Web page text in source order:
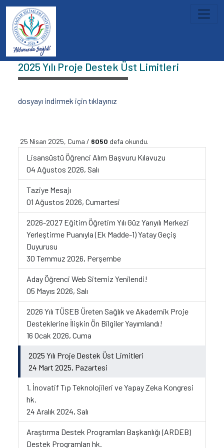
İçeriğe atla
Duyurular
2025 Yılı Proje Destek Üst Limitleri
dosyayı indirmek için tıklayınız
25 Nisan 2025, Cuma / 6050 defa okundu.
Lisansüstü Öğrenci Alım Başvuru Kılavuzu
04 Ağustos 2026, Salı
Taziye Mesajı
01 Ağustos 2026, Cumartesi
2026-2027 Eğitim Öğretim Yılı Güz Yarıyılı Merkezi
Yerleştirme Puanıyla (Ek Madde-1) Yatay Geçiş
Duyurusu
30 Temmuz 2026, Perşembe
Aday Öğrenci Web Sitemiz Yenilendi!
05 Mayıs 2026, Salı
2026 Yılı TÜSEB Üreten Sağlık ve Akademik Proje
Desteklerine İlişkin Ön Bilgiler Yayımlandı!
16 Ocak 2026, Cuma
2025 Yılı Proje Destek Üst Limitleri
24 Mart 2025, Pazartesi
1. İnovatif Tıp Teknolojileri ve Yapay Zeka Kongresi
hk.
24 Aralık 2024, Salı
Araştırma Destek Programları Başkanlığı (ARDEB)
Destek Programları hk.